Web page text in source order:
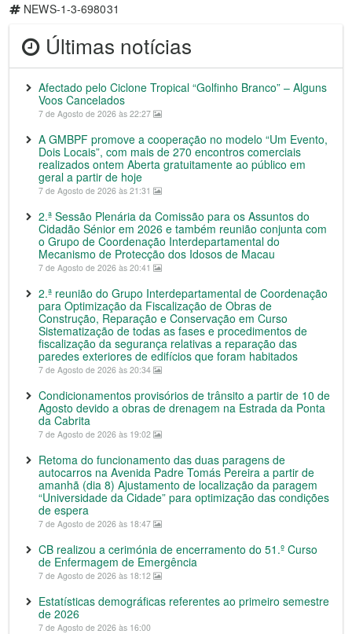
NEWS-1-3-698031
Últimas notícias
Afectado pelo Ciclone Tropical “Golfinho Branco” – Alguns
Voos Cancelados
7 de Agosto de 2026 às 22:27
A GMBPF promove a cooperação no modelo “Um Evento,
Dois Locais”, com mais de 270 encontros comerciais
realizados ontem Aberta gratuitamente ao público em
geral a partir de hoje
7 de Agosto de 2026 às 21:31
2.ª Sessão Plenária da Comissão para os Assuntos do
Cidadão Sénior em 2026 e também reunião conjunta com
o Grupo de Coordenação Interdepartamental do
Mecanismo de Protecção dos Idosos de Macau
7 de Agosto de 2026 às 20:41
2.ª reunião do Grupo Interdepartamental de Coordenação
para Optimização da Fiscalização de Obras de
Construção, Reparação e Conservação em Curso
Sistematização de todas as fases e procedimentos de
fiscalização da segurança relativas a reparação das
paredes exteriores de edifícios que foram habitados
7 de Agosto de 2026 às 20:34
Condicionamentos provisórios de trânsito a partir de 10 de
Agosto devido a obras de drenagem na Estrada da Ponta
da Cabrita
7 de Agosto de 2026 às 19:02
Retoma do funcionamento das duas paragens de
autocarros na Avenida Padre Tomás Pereira a partir de
amanhã (dia 8) Ajustamento de localização da paragem
“Universidade da Cidade” para optimização das condições
de espera
7 de Agosto de 2026 às 18:47
CB realizou a cerimónia de encerramento do 51.º Curso
de Enfermagem de Emergência
7 de Agosto de 2026 às 18:12
Estatísticas demográficas referentes ao primeiro semestre
de 2026
7 de Agosto de 2026 às 16:00